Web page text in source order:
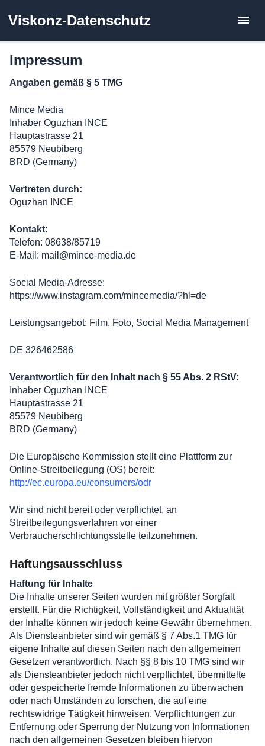
Inhalt
Viskonz-Datenschutz
Impressum
Angaben gemäß § 5 TMG
Mince Media
Inhaber Oguzhan INCE
Hauptastrasse 21
85579 Neubiberg
BRD (Germany)
Vertreten durch:
Oguzhan INCE
Kontakt:
Telefon: 08638/85719
E-Mail: mail@mince-media.de
Social Media-Adresse:
https://www.instagram.com/mincemedia/?hl=de
Leistungsangebot: Film, Foto, Social Media Management
DE 326462586
Verantwortlich für den Inhalt nach § 55 Abs. 2 RStV:
Inhaber Oguzhan INCE
Hauptastrasse 21
85579 Neubiberg
BRD (Germany)
Die Europäische Kommission stellt eine Plattform zur
Online-Streitbeilegung (OS) bereit:
http://ec.europa.eu/consumers/odr
Wir sind nicht bereit oder verpflichtet, an
Streitbeilegungsverfahren vor einer
Verbraucherschlichtungsstelle teilzunehmen.
Haftungsausschluss
Haftung für Inhalte
Die Inhalte unserer Seiten wurden mit größter Sorgfalt
erstellt. Für die Richtigkeit, Vollständigkeit und Aktualität
der Inhalte können wir jedoch keine Gewähr übernehmen.
Als Diensteanbieter sind wir gemäß § 7 Abs.1 TMG für
eigene Inhalte auf diesen Seiten nach den allgemeinen
Gesetzen verantwortlich. Nach §§ 8 bis 10 TMG sind wir
als Diensteanbieter jedoch nicht verpflichtet, übermittelte
oder gespeicherte fremde Informationen zu überwachen
oder nach Umständen zu forschen, die auf eine
rechtswidrige Tätigkeit hinweisen. Verpflichtungen zur
Entfernung oder Sperrung der Nutzung von Informationen
nach den allgemeinen Gesetzen bleiben hiervon